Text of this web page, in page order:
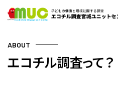
エコチル調査って？
ABOUT